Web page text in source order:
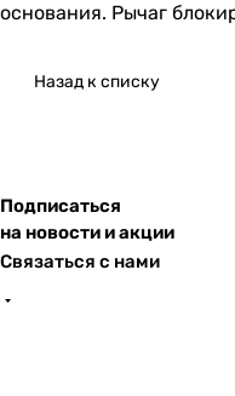
основания. Рычаг
Назад к списку
Подписаться
на новости и акции
Связаться с нами